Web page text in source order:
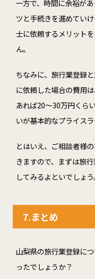
一方で、時間に余裕が
ツと手続きを進めてい
士に依頼するメリット
ん。
ちなみに、旅行業登録
に依頼した場合の費用
あれば20～30万円くら
いが基本的なプライス
とはいえ、ご相談者様
きますので、まずは旅
してみるよといでしょう
7.まとめ
山梨県の旅行業登録に
ったでしょうか？